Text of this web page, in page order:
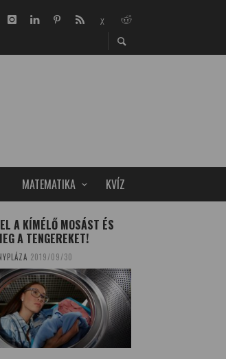
MATEMATIKA KVÍZ
A KÍMÉLŐ MOSÁST ÉS
A TENGEREKET!
2019/09/30